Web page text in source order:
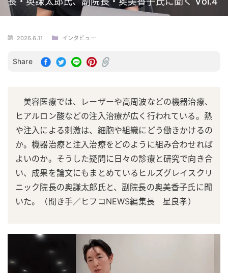
2026.6.11 インタビュー
Share
美容医療では、レーザーや高周波などの機器治療、
ヒアルロン酸などの注入治療が広く行われている。熱
や注入による刺激は、細胞や組織にどう働きかけるの
か。機器治療と注入治療をどのように組み合わせれば
よいのか。そうした疑問に日々の診療と研究で向き合
い、成果を論文にもまとめているヒルズグレイスクリ
ニック院長の奥謙太郎氏と、副院長の奥美香子氏に聞
いた。（聞き手／ヒフコNEWS編集長 星良孝）